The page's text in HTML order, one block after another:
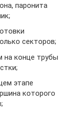
паронита
секторов;
на конце трубы
этапе
которого